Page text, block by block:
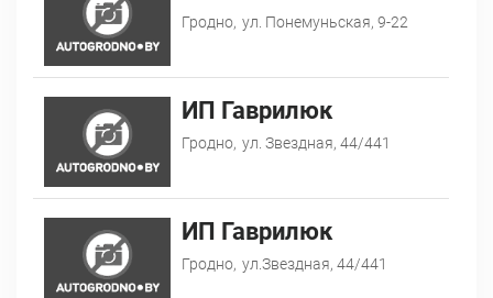
Гродно, ул. Понемуньская, 9-22
ИП Гаврилюк
Гродно, ул. Звездная, 44/441
ИП Гаврилюк
Гродно, ул.Звездная, 44/441